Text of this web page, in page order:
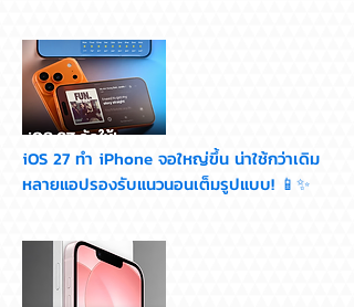
iOS 27 ทำ iPhone จอใหญ่ขึ้น น่าใช้กว่าเดิม
หลายแอปรองรับแนวนอนเต็มรูปแบบ! 📱✨